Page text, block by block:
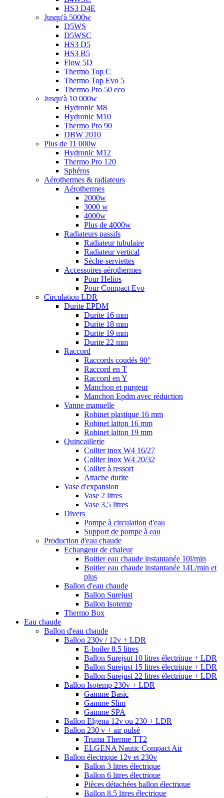
HS3 D4E
Jusqu'à 5000w
D5WS
D5WSC
HS3 D5
HS3 B5
Flow 5D
Thermo Top C
Thermo Top Evo 5
Thermo Pro 50 eco
Jusqu'à 10 000w
Hydronic M8
Hydronic M10
Thermo Pro 90
DBW 2010
Plus de 11 000w
Hydronic M12
Thermo Pro 120
Sphéros
Aérothermes & radiateurs
Aérothermes
2000w
3000 w
4000w
Plus de 4000w
Radiateurs passifs
Radiateur tubulaire
Radiateur vertical
Sèche-serviettes
Accessoires aérothermes
Pour Helios
Pour Compact Evo
Circulation LDR
Durite EPDM
Durite 16 mm
Durite 18 mm
Durite 19 mm
Durite 22 mm
Raccord
Raccords coudés 90°
Raccord en T
Raccord en Y
Manchon et purgeur
Manchon Epdm avec réduction
Vanne manuelle
Robinet plastique 16 mm
Robinet laiton 16 mm
Robinet laiton 19 mm
Quincaillerie
Collier inox W4 16/27
Collier inox W4 20/32
Collier à ressort
Attache durite
Vase d'expansion
Vase 2 litres
Vase 3,5 litres
Divers
Pompe à circulation d'eau
Support de pompe à eau
Production d'eau chaude
Echangeur de chaleur
Boitier eau chaude instantanée 10l/min
Boitier eau chaude instantanée 14L/min et
plus
Ballon d'eau chaude
Ballon Surejust
Ballon Isotemp
Thermo Box
Eau chaude
Ballon d'eau chaude
Ballon 230v / 12v + LDR
E-boiler 8.5 litres
Ballon Surejsut 10 litres électrique + LDR
Ballon Surejust 15 litres électrique + LDR
Ballon Surejust 22 litres électrique + LDR
Ballon Isotemp 230v + LDR
Gamme Basic
Gamme Slim
Gamme SPA
Ballon Elgena 12v ou 230 + LDR
Ballon 230 v + air pulsé
Truma Therme TT2
ELGENA Nautic Compact Air
Ballon électrique 12v et 230v
Ballon 3 litres électrique
Ballon 6 litres électrique
Pièces détachées ballon électrique
Ballon 8.5 litres électrique